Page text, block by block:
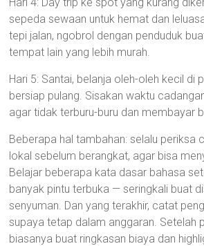
sepeda sewaan untuk hemat dan
tepi jalan, ngobrol dengan penduduk
tempat lain yang lebih murah.
Hari 5: Santai, belanja oleh-oleh kecil di
bersiap pulang. Sisakan waktu
agar tidak terburu-buru dan membayar
Beberapa hal tambahan: selalu periksa
lokal sebelum berangkat, agar bisa
Belajar beberapa kata dasar bahasa
banyak pintu terbuka — seringkali buat
senyuman. Dan yang terakhir, catat
supaya tetap dalam anggaran. Setelah
biasanya buat ringkasan biaya dan